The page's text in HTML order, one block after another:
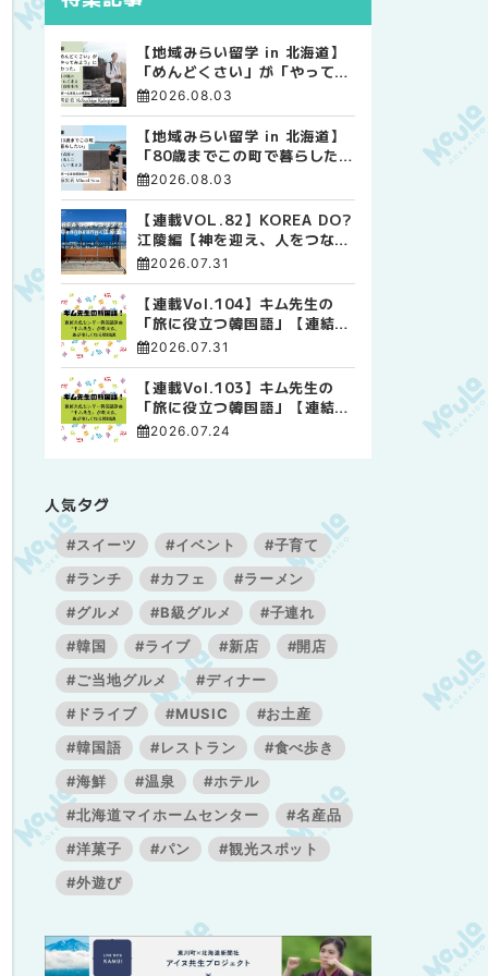
【地域みらい留学 in 北海道】
「めんどくさい」が「やってみ
よう」に変わった。 十勝の風
自由な高校生活
2026.08.03
【地域みらい留学 in 北海道】
「80歳までこの町で暮らした
い」 標津高校で踏み出した、
2026.08.03
【連載VOL.82】KOREA DO?
江陵編【神を迎え、人をつなぐ
時間 ― 江陵端午祭 】
2026.07.31
【連載Vol.104】キム先生の
「旅に役立つ韓国語」【連結語
尾について その4】
2026.07.31
【連載Vol.103】キム先生の
「旅に役立つ韓国語」【連結語
尾について その3】
2026.07.24
人気タグ
#スイーツ #イベント
#子育て
#ランチ
#カフェ
#ラーメン
#グルメ
#B級グルメ
#子連れ
#韓国
#ライブ #新店
#開店
#ご当地グルメ
#ディナー
#ドライブ
#MUSIC
#お土産
#韓国語
#レストラン
#食べ歩き
#海鮮
#温泉
#ホテル
#北海道マイホームセンター
#名産品
#洋菓子
#パン
#観光スポット
#外遊び